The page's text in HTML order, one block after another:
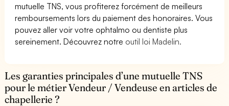
mutuelle TNS, vous profiterez forcément de meilleurs
remboursements lors du paiement des honoraires. Vous
pouvez aller voir votre ophtalmo ou dentiste plus
sereinement. Découvrez notre outil loi Madelin.
Les garanties principales d’une mutuelle TNS
pour le métier Vendeur / Vendeuse en articles de
chapellerie ?